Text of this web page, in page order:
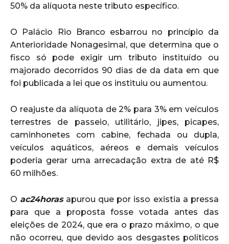
50% da alíquota neste tributo específico.
O Palácio Rio Branco esbarrou no princípio da
Anterioridade Nonagesimal, que determina que o
fisco só pode exigir um tributo instituído ou
majorado decorridos 90 dias de da data em que
foi publicada a lei que os instituiu ou aumentou.
O reajuste da alíquota de 2% para 3% em veículos
terrestres de passeio, utilitário, jipes, picapes,
caminhonetes com cabine, fechada ou dupla,
veículos aquáticos, aéreos e demais veículos
poderia gerar uma arrecadação extra de até R$
60 milhões.
O ac24horas apurou que por isso existia a pressa
para que a proposta fosse votada antes das
eleições de 2024, que era o prazo máximo, o que
não ocorreu, que devido aos desgastes políticos